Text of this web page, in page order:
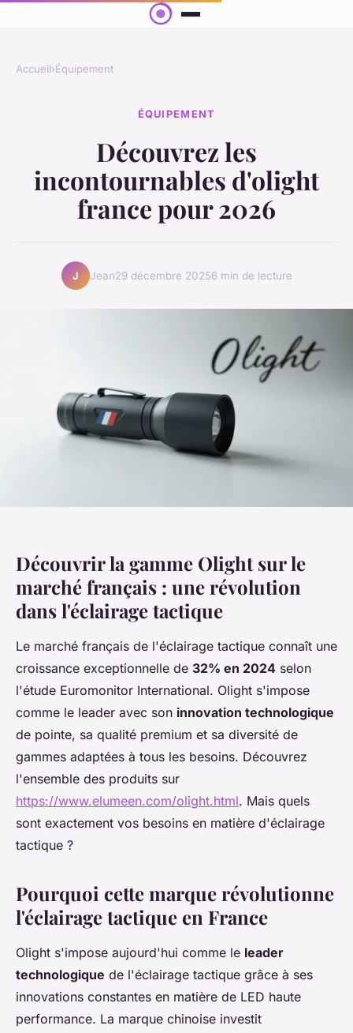
Accueil›Équipement
ÉQUIPEMENT
Découvrez les
incontournables d'olight
france pour 2026
J Jean29 décembre 20256 min de lecture
Découvrir la gamme Olight sur le
marché français : une révolution
dans l'éclairage tactique
Le marché français de l'éclairage tactique connaît une
croissance exceptionnelle de 32% en 2024 selon
l'étude Euromonitor International. Olight s'impose
comme le leader avec son innovation technologique
de pointe, sa qualité premium et sa diversité de
gammes adaptées à tous les besoins. Découvrez
l'ensemble des produits sur
https://www.elumeen.com/olight.html. Mais quels
sont exactement vos besoins en matière d'éclairage
tactique ?
Pourquoi cette marque révolutionne
l'éclairage tactique en France
Olight s'impose aujourd'hui comme le leader
technologique de l'éclairage tactique grâce à ses
innovations constantes en matière de LED haute
performance. La marque chinoise investit